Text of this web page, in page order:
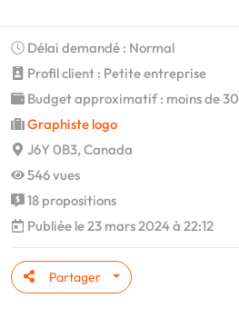
Délai demandé : Normal
Profil client : Petite entreprise
Budget approximatif : moins de
Graphiste logo
J6Y 0B3, Canada
546 vues
18 propositions
Publiée le 23 mars 2024 à 22:12
Partager